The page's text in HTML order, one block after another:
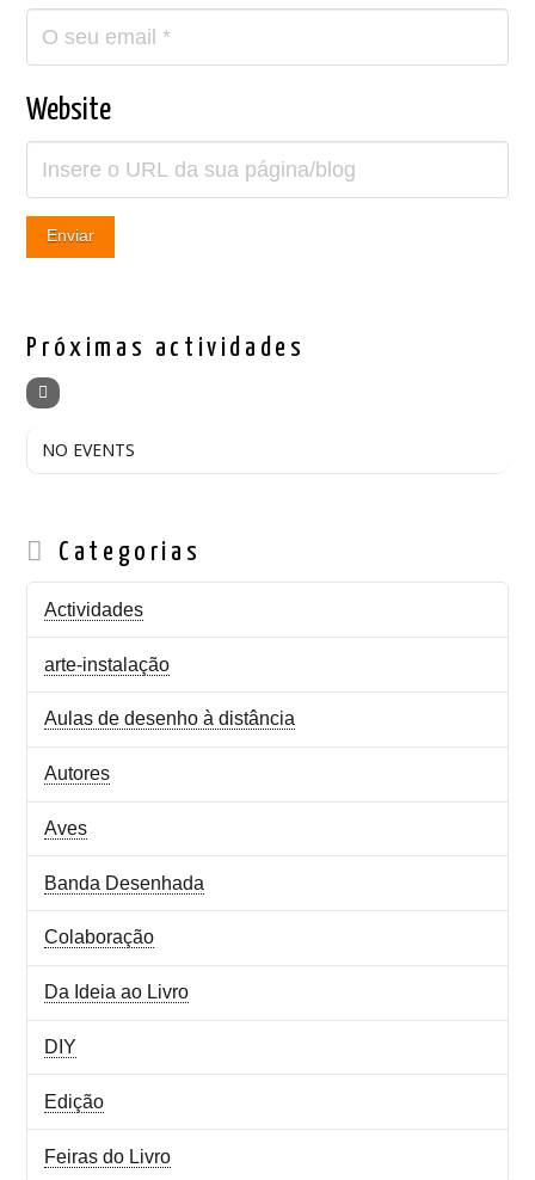
Website
Próximas actividades
NO EVENTS
Categorias
Actividades
arte-instalação
Aulas de desenho à distância
Autores
Aves
Banda Desenhada
Colaboração
Da Ideia ao Livro
DIY
Edição
Feiras do Livro